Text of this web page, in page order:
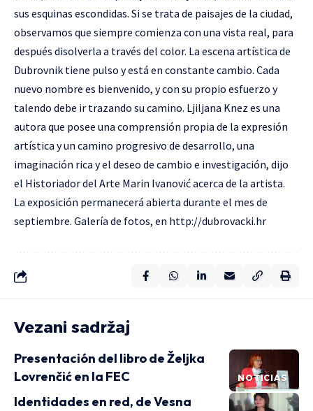
sus esquinas escondidas. Si se trata de paisajes de la ciudad,
observamos que siempre comienza con una vista real, para
después disolverla a través del color. La escena artística de
Dubrovnik tiene pulso y está en constante cambio. Cada
nuevo nombre es bienvenido, y con su propio esfuerzo y
talendo debe ir trazando su camino. Ljiljana Knez es una
autora que posee una comprensión propia de la expresión
artística y un camino progresivo de desarrollo, una
imaginación rica y el deseo de cambio e investigación, dijo
el Historiador del Arte Marin Ivanović acerca de la artista.
La exposición permanecerá abierta durante el mes de
septiembre. Galería de fotos, en http://dubrovacki.hr
Vezani sadržaj
NOTICIAS
Presentación del libro de Željka
Lovrenčić en la FEC
Identidades en red, de Vesna